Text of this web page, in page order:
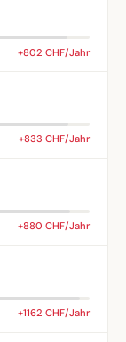
+802 CHF/Jahr
+833 CHF/Jahr
+880 CHF/Jahr
+1162 CHF/Jahr